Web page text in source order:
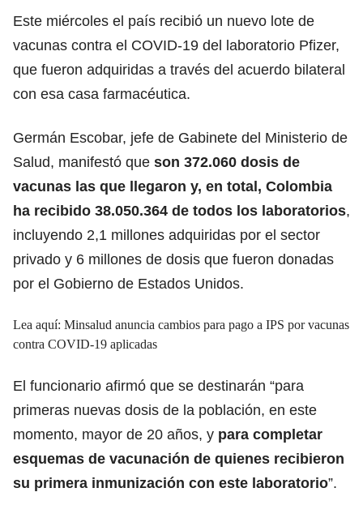
Este miércoles el país recibió un nuevo lote de
vacunas contra el COVID-19 del laboratorio Pfizer,
que fueron adquiridas a través del acuerdo bilateral
con esa casa farmacéutica.
Germán Escobar, jefe de Gabinete del Ministerio de
Salud, manifestó que son 372.060 dosis de
vacunas las que llegaron y, en total, Colombia
ha recibido 38.050.364 de todos los laboratorios,
incluyendo 2,1 millones adquiridas por el sector
privado y 6 millones de dosis que fueron donadas
por el Gobierno de Estados Unidos.
Lea aquí: Minsalud anuncia cambios para pago a IPS por vacunas
contra COVID-19 aplicadas
El funcionario afirmó que se destinarán “para
primeras nuevas dosis de la población, en este
momento, mayor de 20 años, y para completar
esquemas de vacunación de quienes recibieron
su primera inmunización con este laboratorio”.